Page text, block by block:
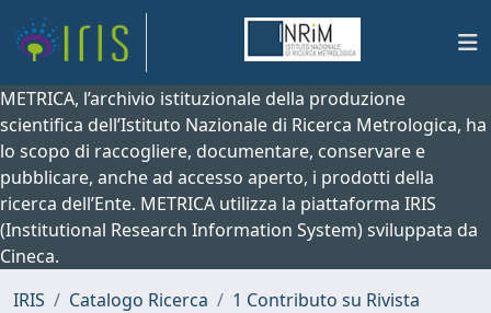
METRICA, l’archivio istituzionale della produzione
scientifica dell’Istituto Nazionale di Ricerca Metrologica, ha
lo scopo di raccogliere, documentare, conservare e
pubblicare, anche ad accesso aperto, i prodotti della
ricerca dell’Ente. METRICA utilizza la piattaforma IRIS
(Institutional Research Information System) sviluppata da
Cineca.
IRIS
Catalogo Ricerca
1 Contributo su Rivista